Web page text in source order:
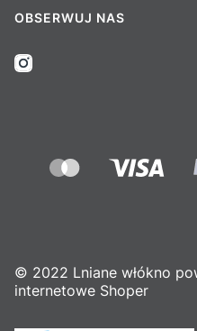
OBSERWUJ NAS
© 2022 Lniane włókno
internetowe Shoper